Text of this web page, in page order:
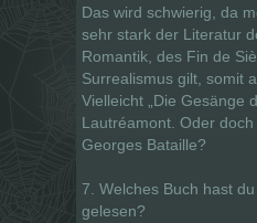
Das wird schwierig, da
sehr stark der Literatur
Romantik, des Fin de
Surrealismus gilt, somit
Vielleicht „Die Gesänge
Lautréamont. Oder
Georges Bataille?
7. Welches Buch hast
gelesen?